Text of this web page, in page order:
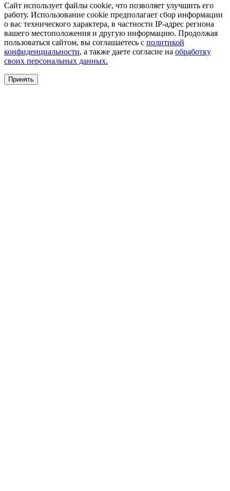
Сайт использует файлы cookie, что позволяет улучшить его
работу. Использование cookie предполагает сбор информации
о вас технического характера, в частности IP-адрес региона
вашего местоположения и другую информацию. Продолжая
пользоваться сайтом, вы соглашаетесь с политикой
конфиденциальности, а также даете согласие на обработку
своих персональных данных.
Принять